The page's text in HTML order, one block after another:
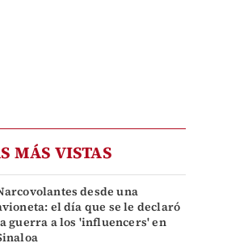
MÁS VISTAS
desde una
el día que se le declaró
guerra a los 'influencers' en